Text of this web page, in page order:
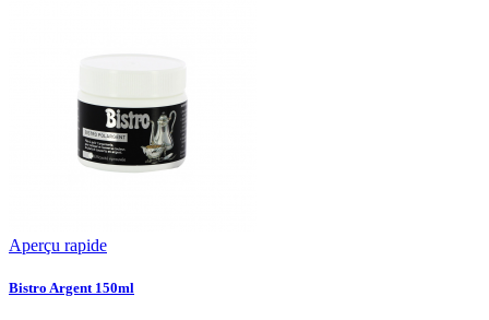
Aperçu rapide
Bistro Argent 150ml